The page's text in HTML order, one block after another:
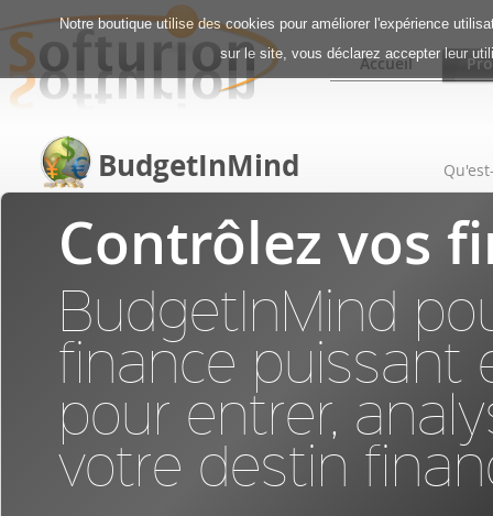
Accueil
BudgetInMind
Contrôlez vos
BudgetInMind
finance puissant
pour entrer,
votre destin
Notre boutique utilise des cookies pour améliorer l'expérience
sur le site, vous déclarez accepter leur